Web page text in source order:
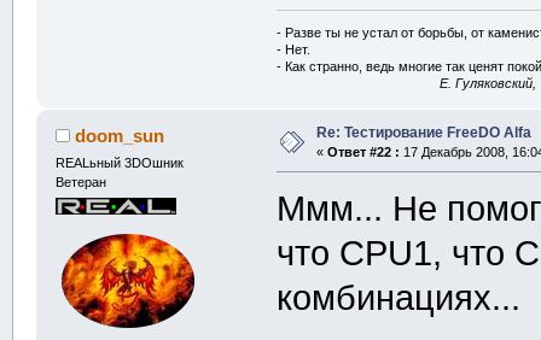
- Разве ты не устал от борьбы, от
- Нет.
- Как странно, ведь многие так ценят
E.
doom_sun
REALьный 3DOшник
Ветеран
Re: Тестирование FreeDO Alfa
« Ответ #22 : 17 Декабрь 2008,
Ммм... Не
что CPU1, что
комбинациях...